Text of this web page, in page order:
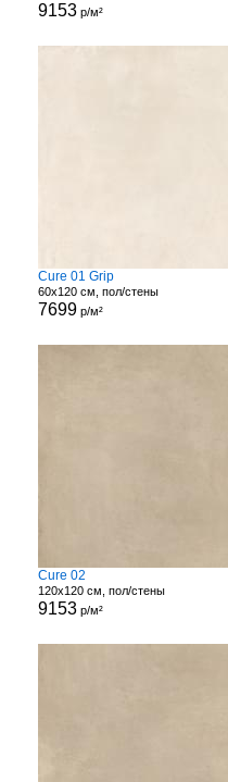
9153р/м²
Cure 01 Grip
60x120 см, пол/стены
7699р/м²
Cure 02
120x120 см, пол/стены
9153р/м²